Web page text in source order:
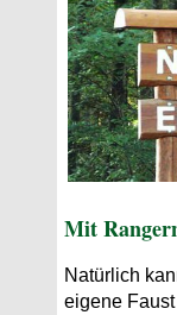
Mit
Natürlich
eigene